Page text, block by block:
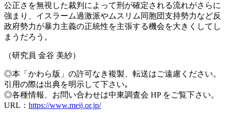
公正さを無視した裁判によって刑が確定される流れがさらに
強まり、イスラーム過激派やムスリム同胞団支持勢力など反
政府勢力が暴力主義の正統性を主張する機会を大きくしてし
まうだろう。
（研究員 金谷 美紗）
◎本「かわら版」の許可なき複製、転送はご遠慮ください。
引用の際は出典を明示して下さい｡
◎各種情報、お問い合わせは中東調査会 HP をご覧下さい。
URL： https://www.meij.or.jp/